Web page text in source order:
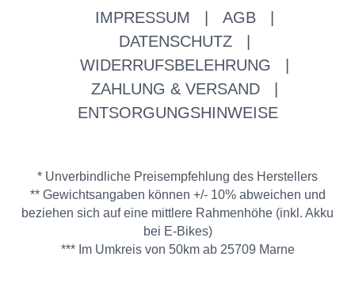
IMPRESSUM AGB
DATENSCHUTZ
WIDERRUFSBELEHRUNG
ZAHLUNG & VERSAND
ENTSORGUNGSHINWEISE
* Unverbindliche Preisempfehlung des Herstellers
** Gewichtsangaben können +/- 10% abweichen und
beziehen sich auf eine mittlere Rahmenhöhe (inkl. Akku
bei E-Bikes)
*** Im Umkreis von 50km ab 25709 Marne